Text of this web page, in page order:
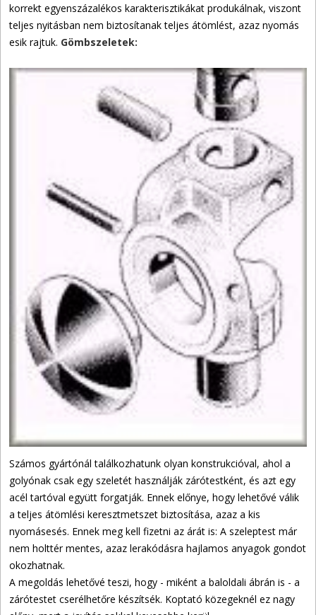
korrekt egyenszázalékos karakterisztikákat produkálnak, viszont
teljes nyitásban nem biztosítanak teljes átömlést, azaz nyomás
esik rajtuk. Gömbszeletek:
Számos gyártónál találkozhatunk olyan konstrukcióval, ahol a
golyónak csak egy szeletét használják zárótestként, és azt egy
acél tartóval együtt forgatják. Ennek előnye, hogy lehetővé válik
a teljes átömlési keresztmetszet biztosítása, azaz a kis
nyomásesés. Ennek meg kell fizetni az árát is: A szeleptest már
nem holttér mentes, azaz lerakódásra hajlamos anyagok gondot
okozhatnak.
A megoldás lehetővé teszi, hogy - miként a baloldali ábrán is - a
zárótestet cserélhetőre készítsék. Koptató közegeknél ez nagy